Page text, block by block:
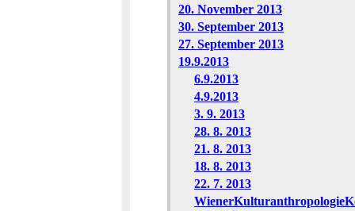
20. November 2013
30. September 2013
27. September 2013
19.9.2013
6.9.2013
4.9.2013
3. 9. 2013
28. 8. 2013
21. 8. 2013
18. 8. 2013
22. 7. 2013